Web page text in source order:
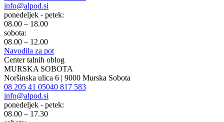
info@alpod.si
ponedeljek - petek:
08.00 – 18.00
sobota:
08.00 – 12.00
Navodila za pot
Center talnih oblog
MURSKA SOBOTA
Noršinska ulica 6 | 9000 Murska Sobota
08 205 41 05040 817 583
info@alpod.si
ponedeljek - petek:
08.00 – 17.30